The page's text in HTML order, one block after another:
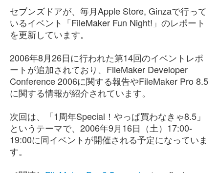
セブンズドアが、毎月Apple Store, Ginzaで行って
いるイベント「FileMaker Fun Night!」のレポート
を更新しています。
2006年8月26日に行われた第14回のイベントレポ
ートが追加されており、FileMaker Developer
Conference 2006に関する報告やFileMaker Pro 8.5
に関する情報が紹介されています。
次回は、「1周年Special！やっぱ買わなきゃ8.5」
というテーマで、2006年9月16日（土）17:00-
19:00に同イベントが開催される予定になっていま
す。